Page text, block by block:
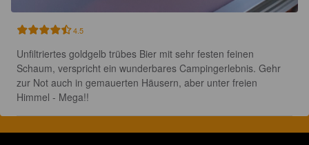
4.5
Unfiltriertes goldgelb trübes Bier mit sehr festen feinen
Schaum, verspricht ein wunderbares Campingerlebnis. Gehr
zur Not auch in gemauerten Häusern, aber unter freien
Himmel - Mega!!